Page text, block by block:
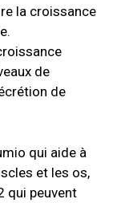
la croissance
de
de
qui aide à
et les os,
qui peuvent